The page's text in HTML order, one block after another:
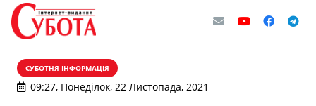
СУБОТНЯ ІНФОРМАЦІЯ
09:27, Понеділок, 22 Листопада, 2021